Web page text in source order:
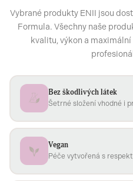
Vybrané produkty ENII jsou
Formula. Všechny naše
kvalitu, výkon a
Bez škodlivých látek
Šetrné složení vhodné i
Vegan
Péče vytvořená s